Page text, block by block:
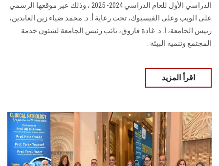
الدراسي الأول للعام الدراسي 2024- 2025 ، وذلك عبر موقعها الرسمي
على الويب وعلى الفيسبوك، تحت رعاية أ. د. محمد ضياء زين العابدين،
رئيس الجامعة، أ. د. غادة فاروق، نائب رئيس الجامعة لشئون خدمة
المجتمع وتنمية البيئة .
اقرأ المزيد